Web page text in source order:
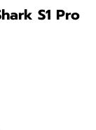
S1 Pro